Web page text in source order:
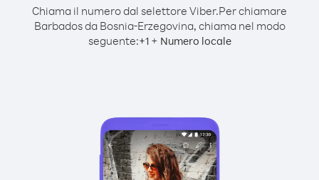
Chiama il numero dal selettore Viber.Per chiamare
Barbados da Bosnia-Erzegovina, chiama nel modo
seguente:+1+ Numero locale